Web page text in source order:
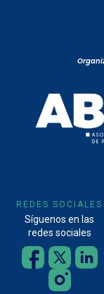
REDES SOCIALES
Síguenos en las
redes sociales